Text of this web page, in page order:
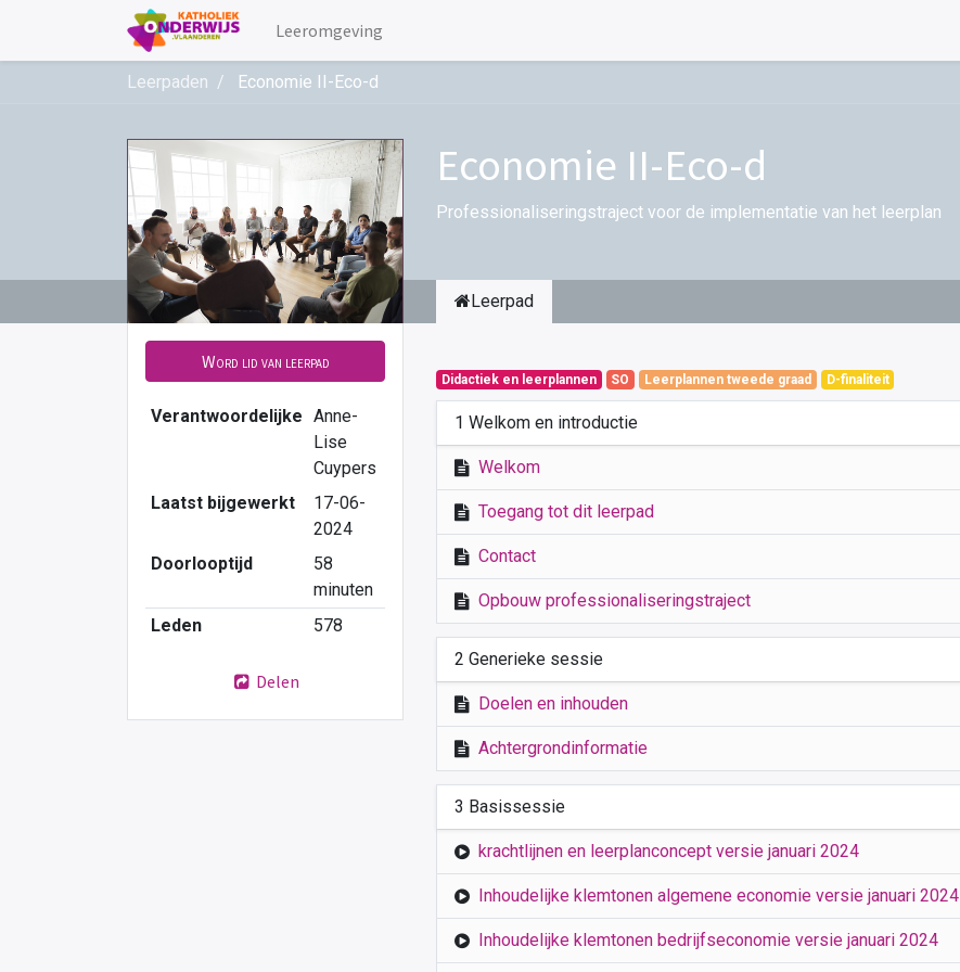
Leeromgeving
Leerpaden Economie II-Eco-d
Economie II-Eco-d
Professionaliseringstraject voor de implementatie van het leerplan
Word lid van leerpad
Verantwoordelijke Anne-
Lise
Cuypers
Laatst bijgewerkt
17-06-
2024
Doorlooptijd
58
minuten
Leden
578
Delen
Leerpad
Didactiek en leerplannen SO Leerplannen tweede graad D-finaliteit
1 Welkom en introductie
Welkom
Toegang tot dit leerpad
Contact
Opbouw professionaliseringstraject
2 Generieke sessie
Doelen en inhouden
Achtergrondinformatie
3 Basissessie
krachtlijnen en leerplanconcept versie januari 2024
Inhoudelijke klemtonen algemene economie versie januari 2024
Inhoudelijke klemtonen bedrijfseconomie versie januari 2024